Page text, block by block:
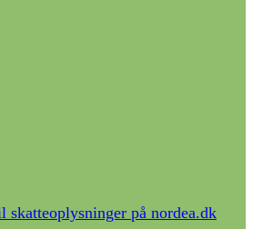
skatteoplysninger på nordea.dk